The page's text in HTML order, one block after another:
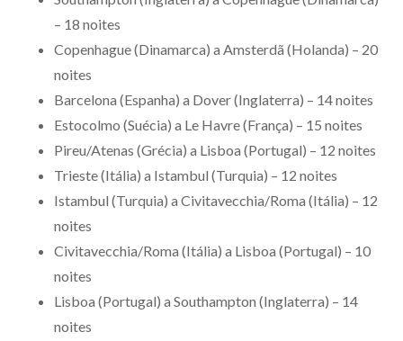
– 18 noites
Copenhague (Dinamarca) a Amsterdã (Holanda) – 20
noites
Barcelona (Espanha) a Dover (Inglaterra) – 14 noites
Estocolmo (Suécia) a Le Havre (França) – 15 noites
Pireu/Atenas (Grécia) a Lisboa (Portugal) – 12 noites
Trieste (Itália) a Istambul (Turquia) – 12 noites
Istambul (Turquia) a Civitavecchia/Roma (Itália) – 12
noites
Civitavecchia/Roma (Itália) a Lisboa (Portugal) – 10
noites
Lisboa (Portugal) a Southampton (Inglaterra) – 14
noites